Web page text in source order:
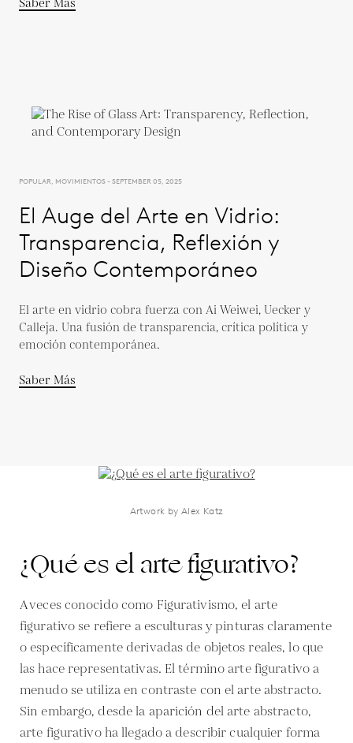
POPULAR, MOVIMIENTOS - SEPTEMBER 05, 2025
El Auge del Arte en Vidrio:
Transparencia, Reflexión y
Diseño Contemporáneo
El arte en vidrio cobra fuerza con Ai Weiwei, Uecker y
Calleja. Una fusión de transparencia, crítica política y
emoción contemporánea.
Saber Más
Artwork by Alex Katz
¿Qué es el arte figurativo?
A veces conocido como Figurativismo, el arte
figurativo se refiere a esculturas y pinturas claramente
o específicamente derivadas de objetos reales, lo que
las hace representativas. El término arte figurativo a
menudo se utiliza en contraste con el arte abstracto.
Sin embargo, desde la aparición del arte abstracto,
arte figurativo ha llegado a describir cualquier forma